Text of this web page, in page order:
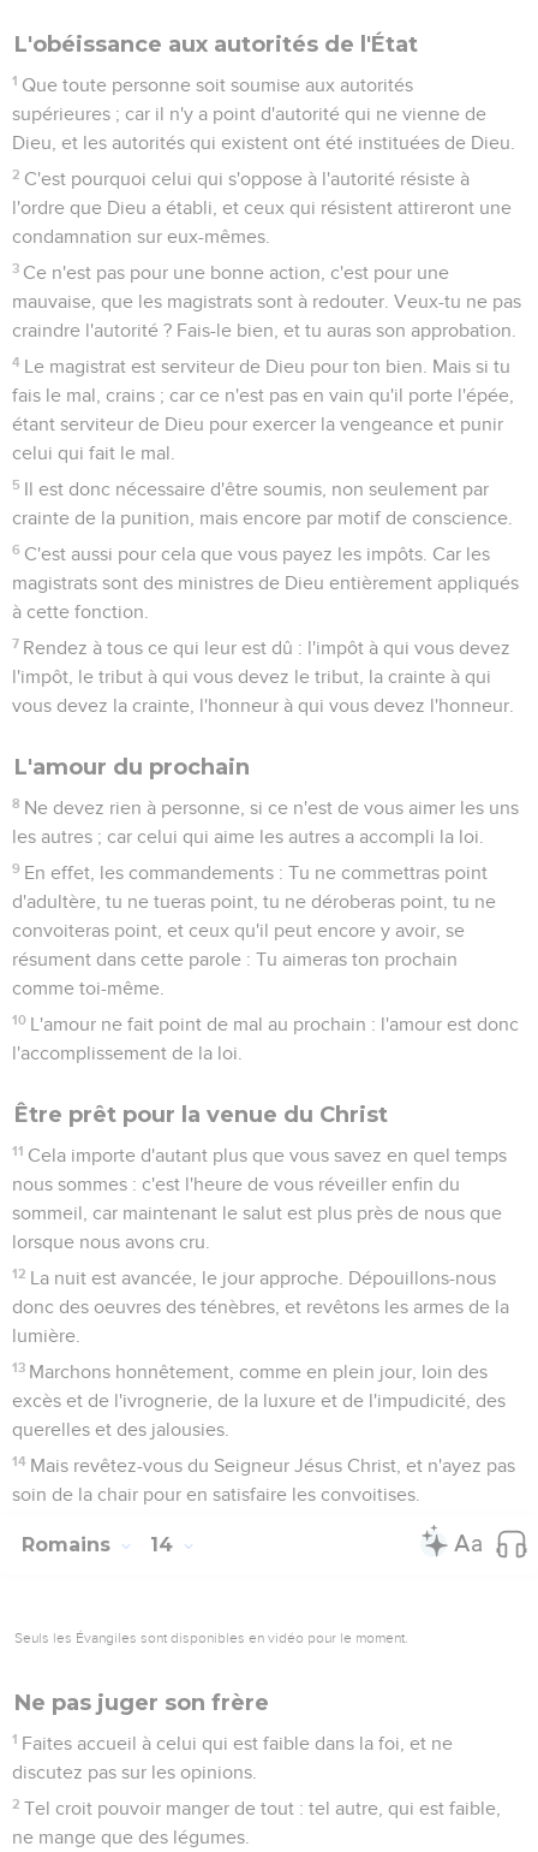
L'obéissance aux autorités de l'État
1 Que toute personne soit soumise aux autorités
supérieures ; car il n'y a point d'autorité qui ne vienne de
Dieu, et les autorités qui existent ont été instituées de Dieu.
2 C'est pourquoi celui qui s'oppose à l'autorité résiste à
l'ordre que Dieu a établi, et ceux qui résistent attireront une
condamnation sur eux-mêmes.
3 Ce n'est pas pour une bonne action, c'est pour une
mauvaise, que les magistrats sont à redouter. Veux-tu ne pas
craindre l'autorité ? Fais-le bien, et tu auras son approbation.
4 Le magistrat est serviteur de Dieu pour ton bien. Mais si tu
fais le mal, crains ; car ce n'est pas en vain qu'il porte l'épée,
étant serviteur de Dieu pour exercer la vengeance et punir
celui qui fait le mal.
5 Il est donc nécessaire d'être soumis, non seulement par
crainte de la punition, mais encore par motif de conscience.
6 C'est aussi pour cela que vous payez les impôts. Car les
magistrats sont des ministres de Dieu entièrement appliqués
à cette fonction.
7 Rendez à tous ce qui leur est dû : l'impôt à qui vous devez
l'impôt, le tribut à qui vous devez le tribut, la crainte à qui
vous devez la crainte, l'honneur à qui vous devez l'honneur.
L'amour du prochain
8 Ne devez rien à personne, si ce n'est de vous aimer les uns
les autres ; car celui qui aime les autres a accompli la loi.
9 En effet, les commandements : Tu ne commettras point
d'adultère, tu ne tueras point, tu ne déroberas point, tu ne
convoiteras point, et ceux qu'il peut encore y avoir, se
résument dans cette parole : Tu aimeras ton prochain
comme toi-même.
10 L'amour ne fait point de mal au prochain : l'amour est donc
l'accomplissement de la loi.
Être prêt pour la venue du Christ
11 Cela importe d'autant plus que vous savez en quel temps
nous sommes : c'est l'heure de vous réveiller enfin du
sommeil, car maintenant le salut est plus près de nous que
lorsque nous avons cru.
12 La nuit est avancée, le jour approche. Dépouillons-nous
donc des oeuvres des ténèbres, et revêtons les armes de la
lumière.
13 Marchons honnêtement, comme en plein jour, loin des
excès et de l'ivrognerie, de la luxure et de l'impudicité, des
querelles et des jalousies.
14 Mais revêtez-vous du Seigneur Jésus Christ, et n'ayez pas
soin de la chair pour en satisfaire les convoitises.
Romains 14
Seuls les Évangiles sont disponibles en vidéo pour le moment.
Ne pas juger son frère
1 Faites accueil à celui qui est faible dans la foi, et ne
discutez pas sur les opinions.
2 Tel croit pouvoir manger de tout : tel autre, qui est faible,
ne mange que des légumes.